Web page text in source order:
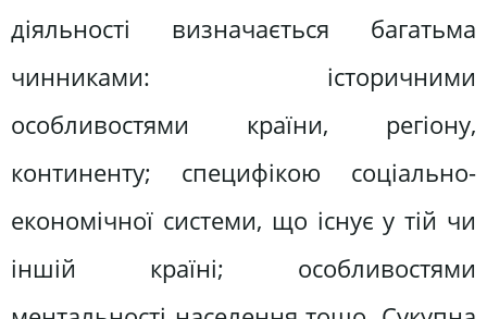
діяльності визначається багатьма
чинниками: історичними
особливостями країни, регіону,
континенту; специфікою соціально-
економічної системи, що існує у тій чи
іншій країні; особливостями